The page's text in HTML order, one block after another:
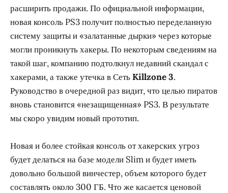
расширить продажи. По официальной информации,
новая консоль PS3 получит полностью переделанную
систему защиты и «залатанные дырки» через которые
могли проникнуть хакеры. По некоторым сведениям на
такой шаг, компанию подтолкнул недавний скандал с
хакерами, а также утечка в СетьKillzone 3.
Руководство в очередной раз видит, что целью пиратов
вновь становится «незащищенная» PS3. В результате
мы скоро увидим новый прототип.
Новая и более стойкая консоль от хакерских угроз
будет делаться на базе модели Slim и будет иметь
довольно большой винчестер, объем которого будет
составлять около 300 ГБ. Что же касается ценовой